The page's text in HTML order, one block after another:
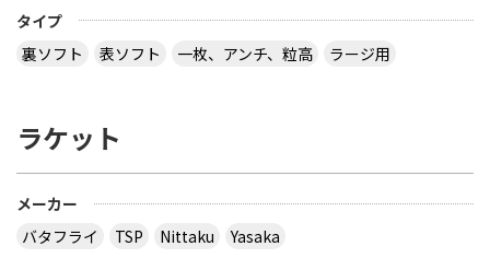
タイプ
裏ソフト
表ソフト 一枚、アンチ、粒高 ラージ用
ラケット
メーカー
バタフライ
TSP Nittaku
Yasaka